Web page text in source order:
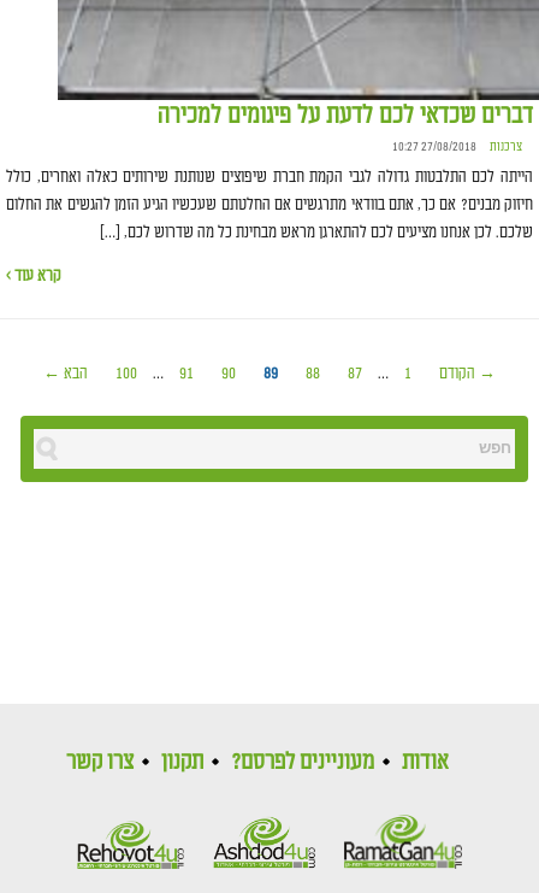
דברים שכדאי לכם לדעת על פיגומים למכירה
צרכנות 27/08/2018 10:27
הייתה לכם התלבטות גדולה לגבי הקמת חברת שיפוצים שנותנת שירותים כאלה ואחרים, כולל
חיזוק מבנים? אם כך, אתם בוודאי מתרגשים אם החלטתם שעכשיו הגיע הזמן להגשים את החלום
שלכם. לכן אנחנו מציעים לכם להתארגן מראש מבחינת כל מה שדרוש לכם, […]
קרא עוד ›
→ הקודם 1
…
87
88
89
90
91
…
100 הבא ←
אודות מעוניינים לפרסם? תקנון צרו קשר